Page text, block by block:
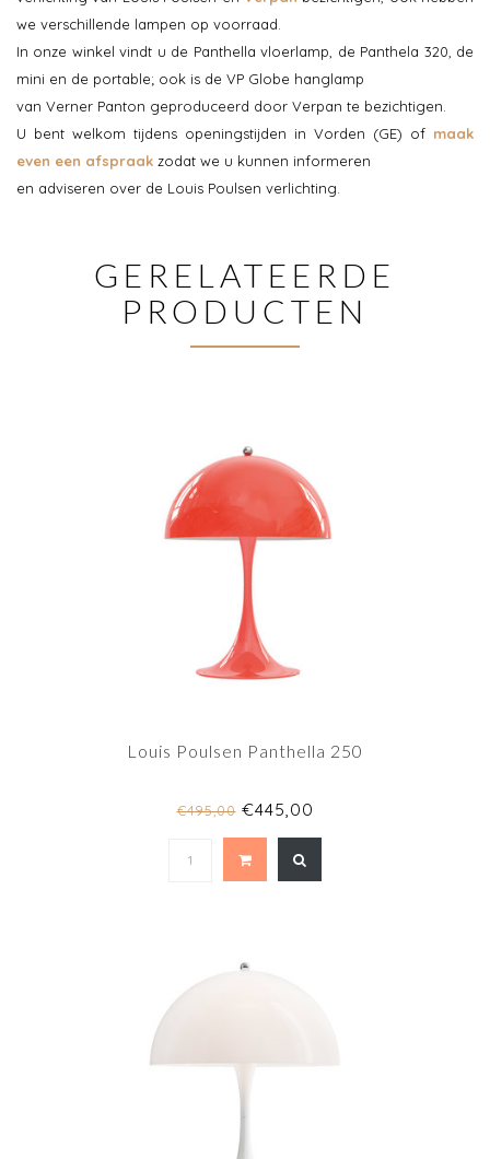
we verschillende lampen op voorraad.
In onze winkel vindt u de Panthella vloerlamp, de Panthela 320, de
mini en de portable; ook is de VP Globe hanglamp
van Verner Panton geproduceerd door Verpan te bezichtigen.
U bent welkom tijdens openingstijden in Vorden (GE) of maak
even een afspraak zodat we u kunnen informeren
en adviseren over de Louis Poulsen verlichting.
GERELATEERDE
PRODUCTEN
Louis Poulsen Panthella 250
€495,00€445,00